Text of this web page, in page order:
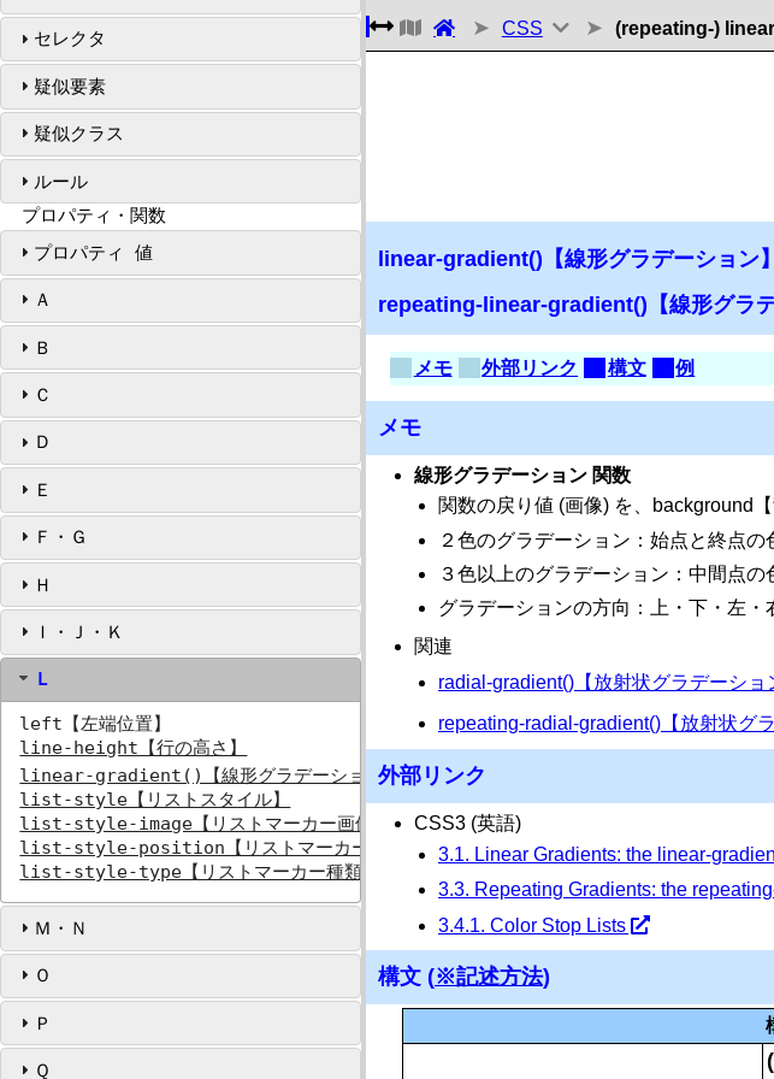
セレクタ
疑似要素
疑似クラス
ルール
プロパティ・関数
プロパティ 値
Ａ
Ｂ
Ｃ
Ｄ
Ｅ
Ｆ・Ｇ
Ｈ
Ｉ・Ｊ・Ｋ
Ｌ
left【左端位置】
line-height【行の高さ】
linear-gradient()【線形グラデーション】
list-style【リストスタイル】
list-style-image【リストマーカー画像】
list-style-position【リストマーカー位置】
list-style-type【リストマーカー種類】
Ｍ・Ｎ
Ｏ
Ｐ
Ｑ
CSS (repeating-)
linear-gradient()【線形グラデーション
repeating-linear-gradient()【線形グラ
メモ 外部リンク 構文 例
メモ
線形グラデーション 関数
関数の戻り値 (画像) を、background
２色のグラデーション：始点と終点の
３色以上のグラデーション：中間点の
グラデーションの方向：上・下・左・
関連
radial-gradient()【放射状グラデーショ
repeating-radial-gradient()【放射状グ
外部リンク
CSS3 (英語)
3.1. Linear Gradients: the linear-
3.3. Repeating Gradients: the
3.4.1. Color Stop Lists
構文 (※記述方法)
(